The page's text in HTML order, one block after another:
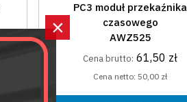
×
PC3 moduł przekaźnika
czasowego
AWZ525
Cena brutto: 61,50 zł
Cena netto:50,00 zł